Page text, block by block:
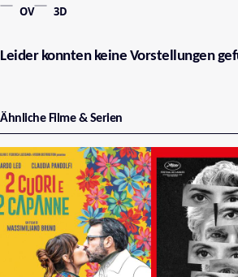
OV 3D
Leider konnten keine Vorstellungen
Ähnliche Filme & Serien